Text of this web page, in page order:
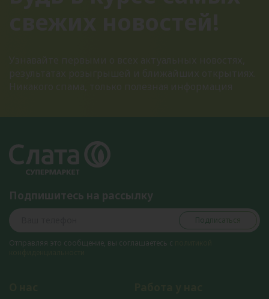
Подпишитесь на рассылку
Подписаться
Отправляя это сообщение, вы соглашаетесь с